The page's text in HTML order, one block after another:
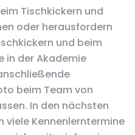
Tischkickern und
oder herausfordern
und beim
in der Akademie
beim Team von
In den nächsten
viele Kennenlerntermine